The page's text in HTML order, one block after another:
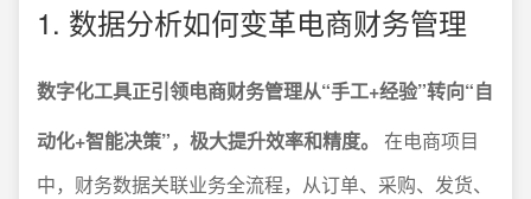
1. 数据分析如何变革电商财务管理
数字化工具正引领电商财务管理从“手工+经验”转向“自
动化+智能决策”，极大提升效率和精度。
在电商项目
中，财务数据关联业务全流程，从订单、采购、发货、